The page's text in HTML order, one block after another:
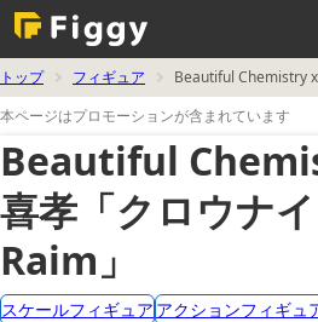
トップ フィギュア
Beautiful Chemistry
本ページはプロモーションが含まれています
Beautiful
喜孝「クロウナ
Raim」
スケールフィギュア アクションフィギュ